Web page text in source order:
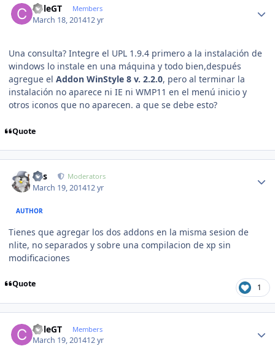
ColeGT Members
March 18, 201412 yr
Una consulta? Integre el UPL 1.9.4 primero a la instalación de
windows lo instale en una máquina y todo bien,después
agregue el Addon WinStyle 8 v. 2.2.0, pero al terminar la
instalación no aparece ni IE ni WMP11 en el menú inicio y
otros iconos que no aparecen. a que se debe esto?
Quote
luis Moderators
March 19, 201412 yr
AUTHOR
Tienes que agregar los dos addons en la misma sesion de
nlite, no separados y sobre una compilacion de xp sin
modificaciones
Quote 1
ColeGT Members
March 19, 201412 yr